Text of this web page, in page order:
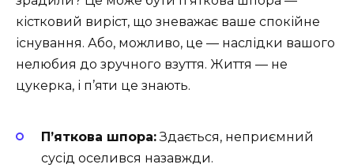
кістковий виріст, що зневажає ваше спокійне
існування. Або, можливо, це — наслідки вашого
нелюбия до зручного взуття. Життя — не
цукерка, і п’яти це знають.
П’яткова шпора:Здається, неприємний
сусід оселився назавжди.